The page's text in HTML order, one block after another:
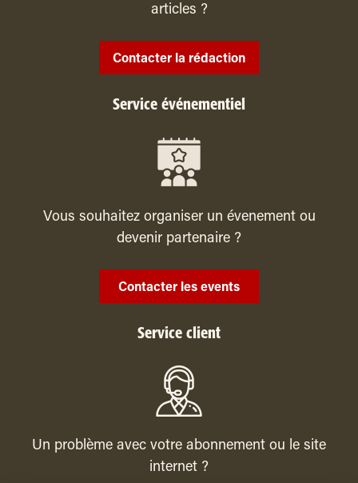
articles ?
Contacter la rédaction
Service événementiel
Vous souhaitez organiser un évenement ou
devenir partenaire ?
Contacter les events
Service client
Un problème avec votre abonnement ou le site
internet ?